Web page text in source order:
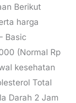
Berikut
harga
Basic
(Normal Rp
kesehatan
Total
Darah 2 Jam